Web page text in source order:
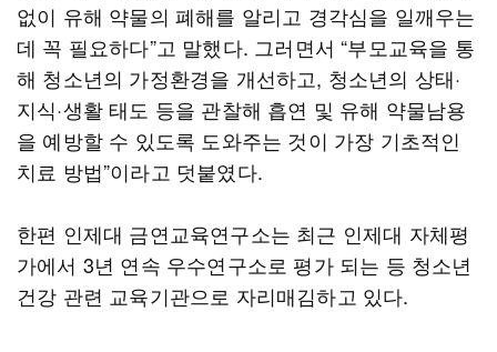
없이 유해 약물의 폐해를 알리고 경각심을 일깨우는
데 꼭 필요하다”고 말했다. 그러면서 “부모교육을 통
해 청소년의 가정환경을 개선하고, 청소년의 상태·
지식·생활 태도 등을 관찰해 흡연 및 유해 약물남용
을 예방할 수 있도록 도와주는 것이 가장 기초적인
치료 방법”이라고 덧붙였다.
한편 인제대 금연교육연구소는 최근 인제대 자체평
가에서 3년 연속 우수연구소로 평가 되는 등 청소년
건강 관련 교육기관으로 자리매김하고 있다.